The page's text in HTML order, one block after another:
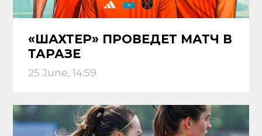
«ШАХТЕР» ПРОВЕДЕТ МАТЧ В
ТАРАЗЕ
25 June, 14:59